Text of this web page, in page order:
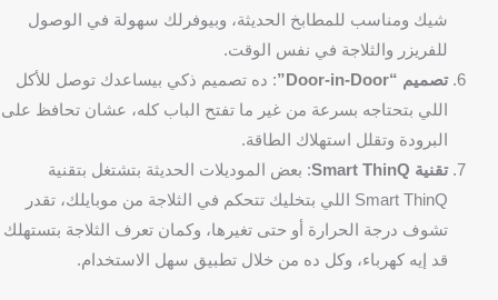
شيك ومناسب للمطابخ الحديثة، وبيوفرلك سهولة في الوصول
للفريزر والثلاجة في نفس الوقت.
تصميم “Door-in-Door”
: ده تصميم ذكي بيساعدك توصل للأكل
اللي بتحتاجه بسرعة من غير ما تفتح الباب كله، عشان تحافظ على
البرودة وتقلل استهلاك الطاقة.
تقنية Smart ThinQ
: بعض الموديلات الحديثة بتشتغل بتقنية
Smart ThinQ اللي بتخليك تتحكم في الثلاجة من موبايلك، تقدر
تشوف درجة الحرارة أو حتى تغيرها، وكمان تعرف الثلاجة بتستهلك
قد إيه كهرباء، وكل ده من خلال تطبيق سهل الاستخدام.